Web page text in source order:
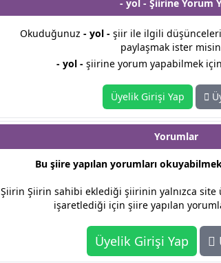
- yol - Şiirine Yorum
Okuduğunuz - yol -şiir ile ilgili
paylaşmak ister
- yol -şiirine yorum yapabilmek için
Üyelik Girişi Yap
Yorumlar
Bu şiire yapılan yorumları
Şiirin Şiirin sahibi eklediği şiirinin yalnızca
işaretlediği için şiire yapılan
Üyelik Girişi Yap